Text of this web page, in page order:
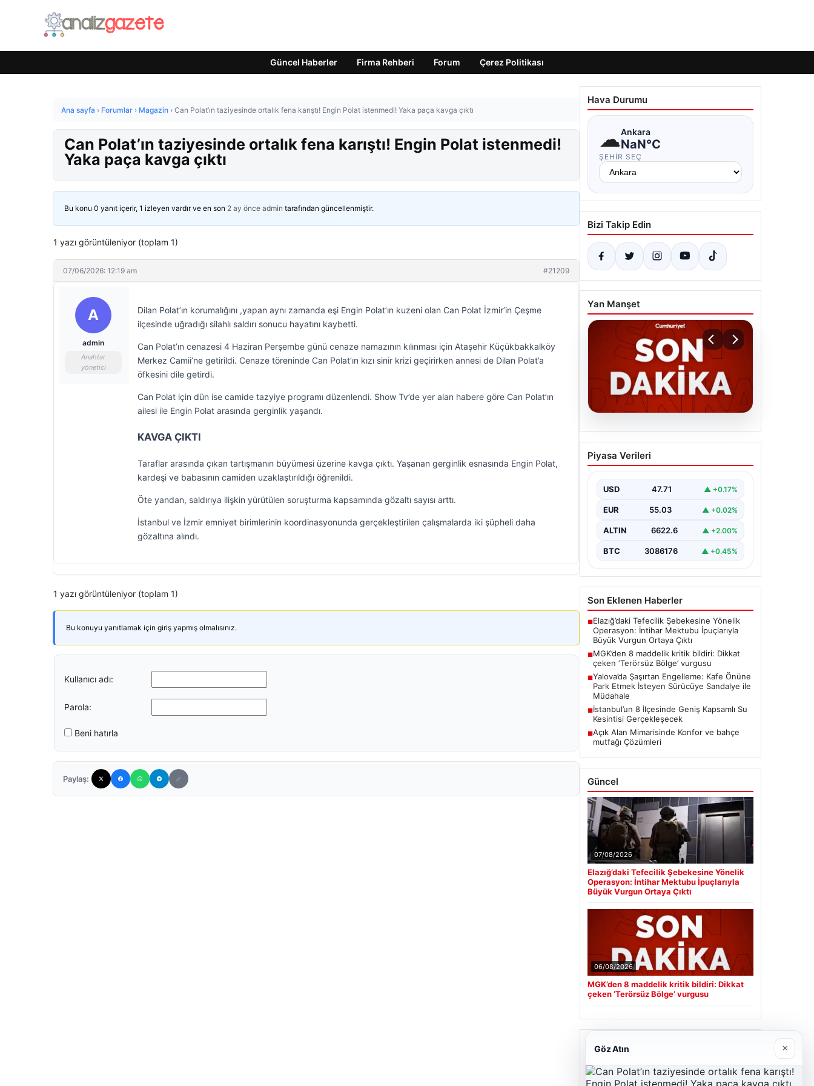
Güncel Haberler Firma Rehberi Forum Çerez Politikası
Ana sayfa › Forumlar › Magazin › Can Polat’ın taziyesinde ortalık fena karıştı! Engin Polat istenmedi! Yaka paça kavga çıktı
Can Polat’ın taziyesinde ortalık fena karıştı! Engin Polat istenmedi!
Yaka paça kavga çıktı
Bu konu 0 yanıt içerir, 1 izleyen vardır ve en son 2 ay önce admin tarafından güncellenmiştir.
1 yazı görüntüleniyor (toplam 1)
07/06/2026: 12:19 am #21209
A
admin
Anahtar
yönetici
Dilan Polat’ın korumalığını ,yapan aynı zamanda eşi Engin Polat’ın kuzeni olan Can Polat İzmir’in Çeşme
ilçesinde uğradığı silahlı saldırı sonucu hayatını kaybetti.
Can Polat’ın cenazesi 4 Haziran Perşembe günü cenaze namazının kılınması için Ataşehir Küçükbakkalköy
Merkez Camii’ne getirildi. Cenaze töreninde Can Polat’ın kızı sinir krizi geçirirken annesi de Dilan Polat’a
öfkesini dile getirdi.
Can Polat için dün ise camide tazyiye programı düzenlendi. Show Tv’de yer alan habere göre Can Polat’ın
ailesi ile Engin Polat arasında gerginlik yaşandı.
KAVGA ÇIKTI
Taraflar arasında çıkan tartışmanın büyümesi üzerine kavga çıktı. Yaşanan gerginlik esnasında Engin Polat,
kardeşi ve babasının camiden uzaklaştırıldığı öğrenildi.
Öte yandan, saldırıya ilişkin yürütülen soruşturma kapsamında gözaltı sayısı arttı.
İstanbul ve İzmir emniyet birimlerinin koordinasyonunda gerçekleştirilen çalışmalarda iki şüpheli daha
gözaltına alındı.
1 yazı görüntüleniyor (toplam 1)
Bu konuyu yanıtlamak için giriş yapmış olmalısınız.
Kullanıcı adı:
Parola:
Beni hatırla
Paylaş:
Hava Durumu
☁Ankara
NaN°C
ŞEHIR SEÇ
Bizi Takip Edin
Yan Manşet
06.08.2026
MGK’den 8 maddelik kritik
bildiri: Dikkat çeken
Piyasa Verileri
USD 47.71 ▲ +0.17%
EUR 55.03 ▲ +0.02%
ALTIN 6622.6 ▲ +2.00%
BTC 3086176 ▲ +0.45%
Son Eklenen Haberler
■Elazığ’daki Tefecilik Şebekesine Yönelik
Operasyon: İntihar Mektubu İpuçlarıyla
Büyük Vurgun Ortaya Çıktı
■MGK’den 8 maddelik kritik bildiri: Dikkat
çeken ‘Terörsüz Bölge’ vurgusu
■Yalova’da Şaşırtan Engelleme: Kafe Önüne
Park Etmek İsteyen Sürücüye Sandalye ile
Müdahale
■İstanbul’un 8 İlçesinde Geniş Kapsamlı Su
Kesintisi Gerçekleşecek
■Açık Alan Mimarisinde Konfor ve bahçe
mutfağı Çözümleri
Güncel
07/08/2026
Elazığ’daki Tefecilik Şebekesine Yönelik
Operasyon: İntihar Mektubu İpuçlarıyla
Büyük Vurgun Ortaya Çıktı
06/08/2026
MGK’den 8 maddelik kritik bildiri: Dikkat
çeken ‘Terörsüz Bölge’ vurgusu
Son Eklenen Firmalar
Cengiz Sigorta
Göz Atın ×